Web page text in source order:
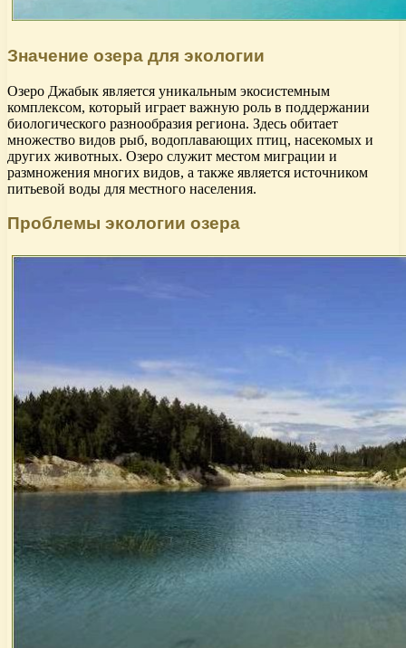
Значение озера для экологии
Озеро Джабык является уникальным экосистемным
комплексом, который играет важную роль в поддержании
биологического разнообразия региона. Здесь обитает
множество видов рыб, водоплавающих птиц, насекомых и
других животных. Озеро служит местом миграции и
размножения многих видов, а также является источником
питьевой воды для местного населения.
Проблемы экологии озера